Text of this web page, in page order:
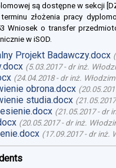
są dostępne w sekcji
złożenia pracy
Wniosek o transfer
w iSOD.
Projekt Badawczy.docx (
(5.03.2017- dr inż.
(24.04.2018- dr inż.
obrona.docx (
studia.docx (21.05.2017
(21.05.2017- dr
(20.05.2017- dr inż.
(17.09.2017- dr inż.